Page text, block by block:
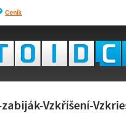
Ceník
Vzkříšení-